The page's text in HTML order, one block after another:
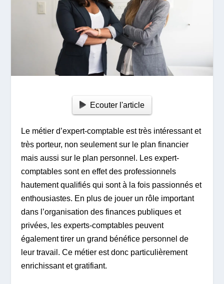
Ecouter l'article
Le métier d’expert-comptable est très intéressant et
très porteur, non seulement sur le plan financier
mais aussi sur le plan personnel. Les expert-
comptables sont en effet des professionnels
hautement qualifiés qui sont à la fois passionnés et
enthousiastes. En plus de jouer un rôle important
dans l’organisation des finances publiques et
privées, les experts-comptables peuvent
également tirer un grand bénéfice personnel de
leur travail. Ce métier est donc particulièrement
enrichissant et gratifiant.